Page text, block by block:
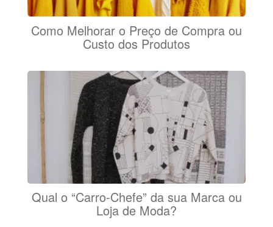
Como Melhorar o Preço de Compra ou
Custo dos Produtos
Qual o “Carro-Chefe” da sua Marca ou
Loja de Moda?